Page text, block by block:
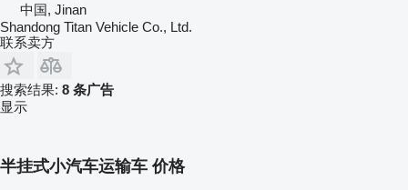
中国, Jinan
Shandong Titan Vehicle Co., Ltd.
联系卖方
搜索结果: 8 条广告
显示
半挂式小汽车运输车 价格